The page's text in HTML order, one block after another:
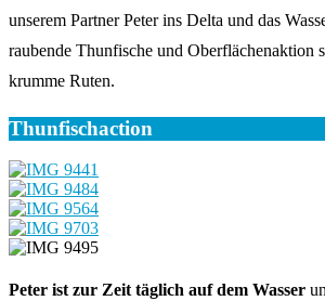
unserem Partner Peter ins Delta und das
raubende Thunfische und Oberflächenaktion
krumme Ruten.
Thunfischaction
Peter ist zur Zeit täglich auf dem Wasser